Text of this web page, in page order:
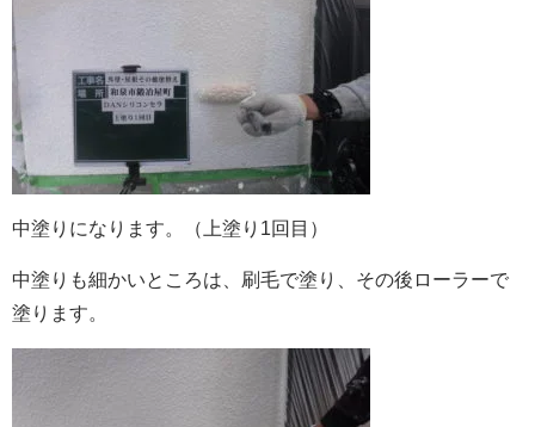
中塗りになります。（上塗り1回目）
中塗りも細かいところは、刷毛で塗り、その後ローラーで
塗ります。